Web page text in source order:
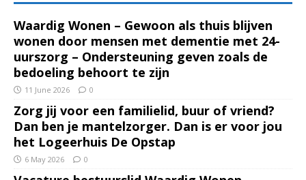
Waardig Wonen – Gewoon als thuis blijven
wonen door mensen met dementie met 24-
uurszorg – Ondersteuning geven zoals de
bedoeling behoort te zijn
11 June 2026 0
Zorg jij voor een familielid, buur of vriend?
Dan ben je mantelzorger. Dan is er voor jou
het Logeerhuis De Opstap
6 May 2026 0